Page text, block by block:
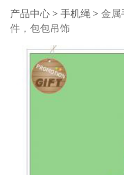
金属手机
饰手机挂
产品中心> 手机绳> 金属
件，包包吊饰